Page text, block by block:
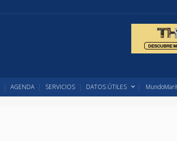
AGENDA SERVICIOS DATOS ÚTILES